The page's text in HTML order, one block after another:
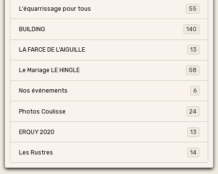
L'équarrissage pour tous 55
BUILDING 140
LA FARCE DE L'AIGUILLE 13
Le Mariage LE HINGLE 58
Nos événements 6
Photos Coulisse 24
ERQUY 2020 13
Les Rustres 14